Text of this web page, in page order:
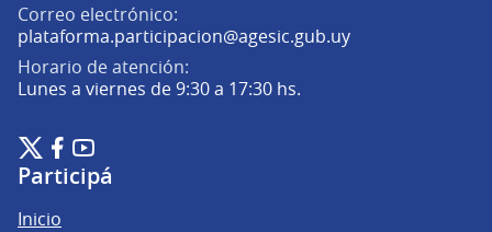
Correo electrónico:
plataforma.participacion@agesic.gub.uy(Abrir en una
Horario de atención:
Lunes a viernes de 9:30 a 17:30 hs.
Plataforma de Participación Ciudadana Digital en X
(Enlace externo)
Plataforma de Participación Ciudadana Digital en Facebook
(Enlace externo)
Plataforma de Participación Ciudadana Digital en
(Enlace externo)
Participá
Inicio